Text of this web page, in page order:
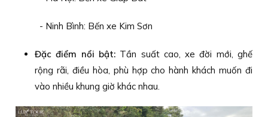
- Ninh Bình: Bến xe Kim Sơn
Đặc điểm nổi bật: Tần suất cao, xe đời mới, ghế
rộng rãi, điều hòa, phù hợp cho hành khách muốn đi
vào nhiều khung giờ khác nhau.